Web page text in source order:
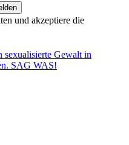
und akzeptiere die
sexualisierte Gewalt in
SAG WAS!